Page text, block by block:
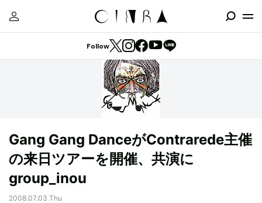
Follow
Gang Gang DanceがContrarede主催
の来日ツアーを開催、共演に
group_inou
2008.07.03 Thu